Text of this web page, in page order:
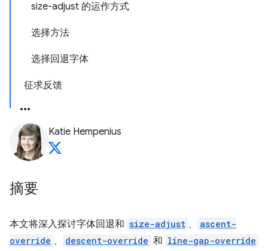
size-adjust 的运作方式
选择方法
选择回退字体
征求反馈
Katie Hempenius
摘要
本文将深入探讨字体回退和 size-adjust 、
ascent-
override 、 descent-override 和 line-gap-override